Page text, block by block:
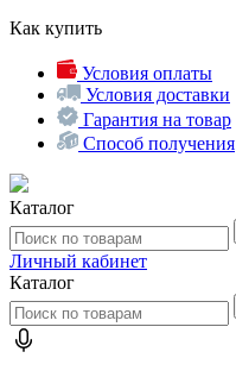
Как купить
Условия оплаты
Условия доставки
Гарантия на товар
Способ получения
Каталог
Личный кабинет
Каталог